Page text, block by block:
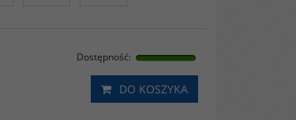
Dostępność:
DO KOSZYKA